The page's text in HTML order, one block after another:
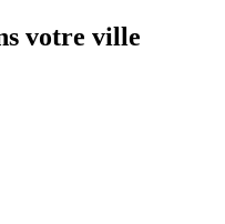
votre ville